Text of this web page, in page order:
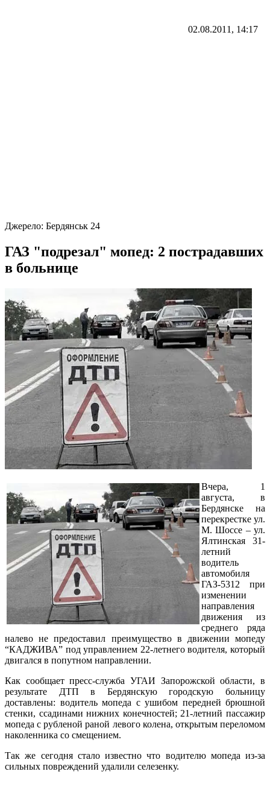
02.08.2011, 14:17
Джерело: Бердянськ 24
ГАЗ "подрезал" мопед: 2 пострадавших
в больнице
Вчера, 1
августа, в
Бердянске на
перекрестке ул.
М. Шоссе – ул.
Ялтинская 31-
летний
водитель
автомобиля
ГАЗ-5312 при
изменении
направления
движения из
среднего ряда
налево не предоставил преимущество в движении мопеду
“КАДЖИВА” под управлением 22-летнего водителя, который
двигался в попутном направлении.
Как сообщает пресс-служба УГАИ Запорожской области, в
результате ДТП в Бердянскую городскую больницу
доставлены: водитель мопеда с ушибом передней брюшной
стенки, ссадинами нижних конечностей; 21-летний пассажир
мопеда с рубленой раной левого колена, открытым переломом
наколенника со смещением.
Так же сегодня стало известно что водителю мопеда из-за
сильных повреждений удалили селезенку.